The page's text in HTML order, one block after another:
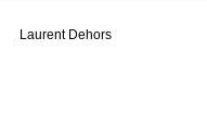
Laurent Dehors